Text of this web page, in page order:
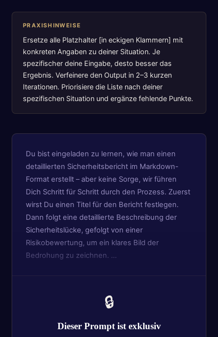
PRAXISHINWEISE
Ersetze alle Platzhalter [in eckigen Klammern] mit
konkreten Angaben zu deiner Situation. Je
spezifischer deine Eingabe, desto besser das
Ergebnis. Verfeinere den Output in 2–3 kurzen
Iterationen. Priorisiere die Liste nach deiner
spezifischen Situation und ergänze fehlende Punkte.
Du bist eingeladen zu lernen, wie man einen
detaillierten Sicherheitsbericht im Markdown-
Format erstellt – aber keine Sorge, wir führen
Dich Schritt für Schritt durch den Prozess. Zuerst
wirst Du einen Titel für den Bericht festlegen.
Dann folgt eine detaillierte Beschreibung der
Sicherheitslücke, gefolgt von einer
Risikobewertung, um ein klares Bild der
Bedrohung zu zeichnen. …
🔒
Dieser Prompt ist exklusiv